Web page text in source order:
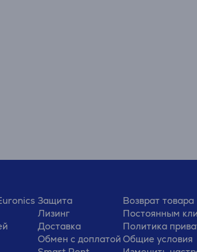
Защита
Лизинг
Доставка
Обмен с доплатой
Возврат товара
Постоянным
Политика
Общие условия